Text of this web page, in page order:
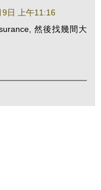
日 上午11:16
然後找幾間大